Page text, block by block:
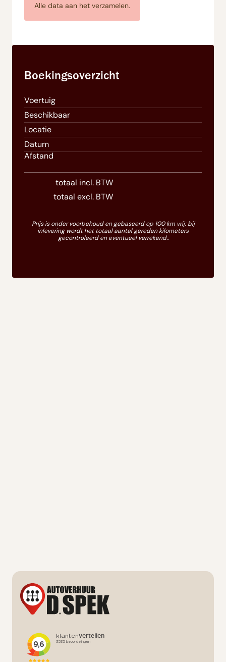
Alle data aan het verzamelen.
Boekingsoverzicht
Voertuig
Beschikbaar
Locatie
Datum
Afstand
totaal incl. BTW
totaal excl. BTW
Prijs is onder voorbehoud en gebaseerd op 100 km vrij; bij
inlevering wordt het totaal aantal gereden kilometers
gecontroleerd en eventueel verrekend..